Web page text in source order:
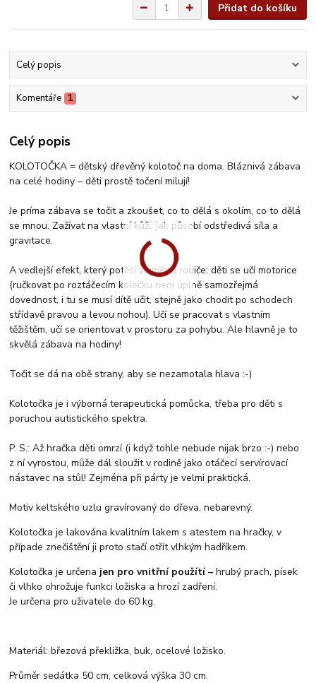
Přidat do košíku
Celý popis
Komentáře 1
Celý popis
KOLOTOČKA = dětský dřevěný kolotoč na doma. Bláznivá zábava
na celé hodiny – děti prostě točení milují!
Je príma zábava se točit a zkoušet, co to dělá s okolím, co to dělá
se mnou. Zažívat na vlastní kůži, jak působí odstředivá síla a
gravitace.
A vedlejší efekt, který potěší zejména rodiče: děti se učí motorice
(ručkovat po roztáčecím kolečku není úplně samozřejmá
dovednost, i tu se musí dítě učit, stejně jako chodit po schodech
střídavě pravou a levou nohou). Učí se pracovat s vlastním
těžištěm, učí se orientovat v prostoru za pohybu. Ale hlavně je to
skvělá zábava na hodiny!
Točit se dá na obě strany, aby se nezamotala hlava :-)
Kolotočka je i výborná terapeutická pomůcka, třeba pro děti s
poruchou autistického spektra.
P. S.: Až hračka děti omrzí (i když tohle nebude nijak brzo :-) nebo
z ní vyrostou, může dál sloužit v rodině jako otáčecí servírovací
nástavec na stůl! Zejména při párty je velmi praktická.
Motiv keltského uzlu gravírovaný do dřeva, nebarevný.
Kolotočka je lakována kvalitním lakem s atestem na hračky, v
případe znečištění ji proto stačí otřít vlhkým hadříkem.
Kolotočka je určena jen pro vnitřní použítí –hrubý prach, písek
či vlhko ohrožuje funkci ložiska a hrozí zadření.
Je určena pro uživatele do 60 kg.
Materiál: březová překližka, buk, ocelové ložisko.
Průměr sedátka 50 cm, celková výška 30 cm.